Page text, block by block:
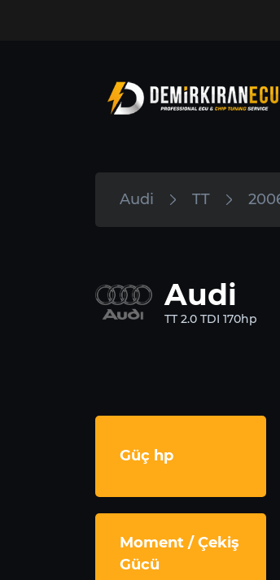
Audi TT
Audi
TT 2.0 TDI 170hp
Güç hp
Moment / Çekiş
Gücü